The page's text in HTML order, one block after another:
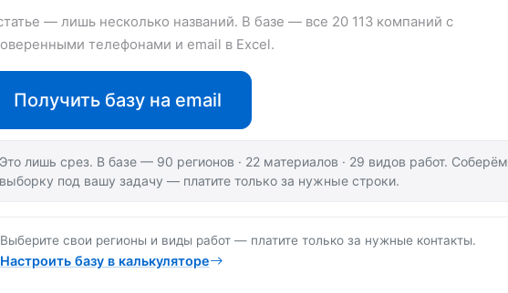
— лишь несколько названий. В базе — все 20 113 компаний с
телефонами и email в Excel.
Получить базу на email
Это лишь срез. В базе — 90 регионов · 22 материалов · 29 видов работ. Соберём
выборку под вашу задачу — платите только за нужные строки.
Выберите свои регионы и виды работ — платите только за нужные контакты.
Настроить базу в калькуляторе